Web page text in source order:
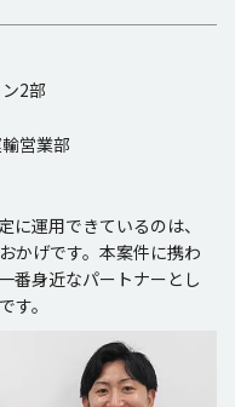
2部
営業部
運用できているのは、
かげです。本案件に携わ
番身近なパートナーとし
す。